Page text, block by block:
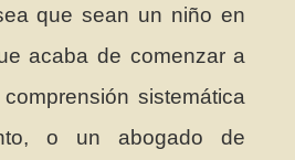
que sean un niño en
acaba de comenzar a
sistemática
o un abogado de